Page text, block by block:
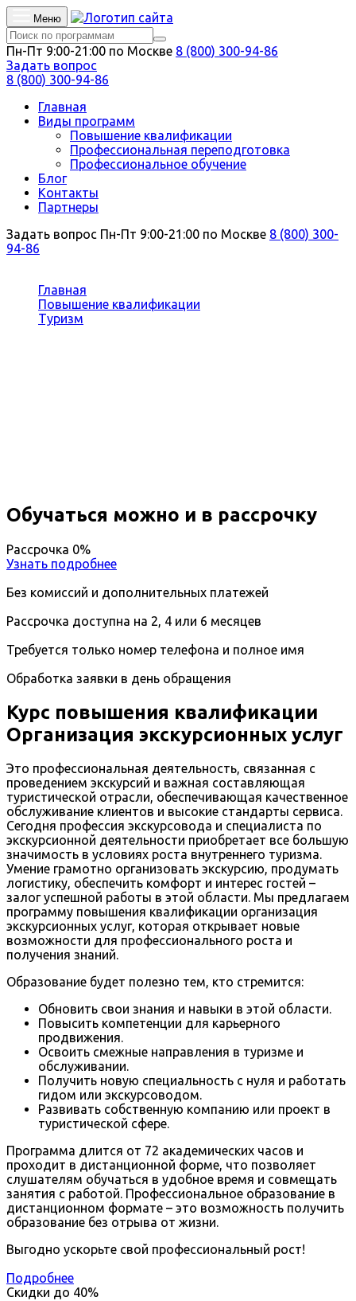
Меню
Пн-Пт 9:00-21:00 по Москве 8 (800) 300-94-86
Задать вопрос
8 (800) 300-94-86
Главная
Виды программ
Повышение квалификации
Профессиональная переподготовка
Профессиональное обучение
Блог
Контакты
Партнеры
Задать вопрос Пн-Пт 9:00-21:00 по Москве 8 (800) 300-
94-86
Главная
Повышение квалификации
Туризм
Обучаться можно и в рассрочку
Рассрочка 0%
Узнать подробнее
Без комиссий и дополнительных платежей
Рассрочка доступна на 2, 4 или 6 месяцев
Требуется только номер телефона и полное имя
Обработка заявки в день обращения
Курс повышения квалификации
Организация экскурсионных услуг
Это профессиональная деятельность, связанная с
проведением экскурсий и важная составляющая
туристической отрасли, обеспечивающая качественное
обслуживание клиентов и высокие стандарты сервиса.
Сегодня профессия экскурсовода и специалиста по
экскурсионной деятельности приобретает все большую
значимость в условиях роста внутреннего туризма.
Умение грамотно организовать экскурсию, продумать
логистику, обеспечить комфорт и интерес гостей –
залог успешной работы в этой области. Мы предлагаем
программу повышения квалификации организация
экскурсионных услуг, которая открывает новые
возможности для профессионального роста и
получения знаний.
Образование будет полезно тем, кто стремится:
Обновить свои знания и навыки в этой области.
Повысить компетенции для карьерного
продвижения.
Освоить смежные направления в туризме и
обслуживании.
Получить новую специальность с нуля и работать
гидом или экскурсоводом.
Развивать собственную компанию или проект в
туристической сфере.
Программа длится от 72 академических часов и
проходит в дистанционной форме, что позволяет
слушателям обучаться в удобное время и совмещать
занятия с работой. Профессиональное образование в
дистанционном формате – это возможность получить
образование без отрыва от жизни.
Выгодно ускорьте свой профессиональный рост!
Подробнее
Скидки до 40%